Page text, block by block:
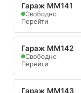
Гараж ММ141
Свободно
Перейти
Гараж ММ142
Свободно
Перейти
Гараж ММ143